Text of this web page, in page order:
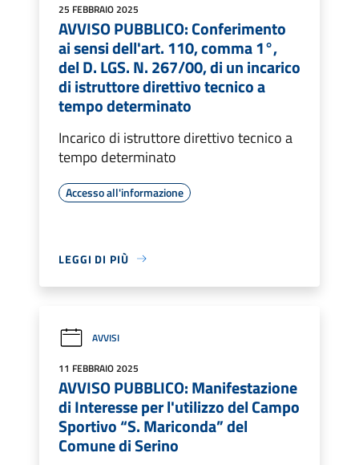
25 FEBBRAIO 2025
AVVISO PUBBLICO: Conferimento
ai sensi dell'art. 110, comma 1°,
del D. LGS. N. 267/00, di un incarico
di istruttore direttivo tecnico a
tempo determinato
Incarico di istruttore direttivo tecnico a
tempo determinato
Accesso all'informazione
LEGGI DI PIÙ
AVVISI
11 FEBBRAIO 2025
AVVISO PUBBLICO: Manifestazione
di Interesse per l'utilizzo del Campo
Sportivo “S. Mariconda” del
Comune di Serino